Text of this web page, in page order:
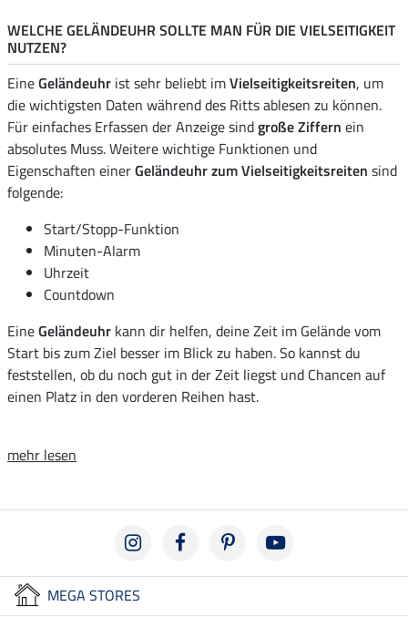
WELCHE GELÄNDEUHR SOLLTE MAN FÜR DIE VIELSEITIGKEIT
NUTZEN?
EineGeländeuhr ist sehr beliebt imVielseitigkeitsreiten, um
die wichtigsten Daten während des Ritts ablesen zu können.
Für einfaches Erfassen der Anzeige sindgroße Ziffern ein
absolutes Muss. Weitere wichtige Funktionen und
Eigenschaften einerGeländeuhr zum Vielseitigkeitsreiten sind
folgende:
Start/Stopp-Funktion
Minuten-Alarm
Uhrzeit
Countdown
EineGeländeuhr kann dir helfen, deine Zeit im Gelände vom
Start bis zum Ziel besser im Blick zu haben. So kannst du
feststellen, ob du noch gut in der Zeit liegst und Chancen auf
einen Platz in den vorderen Reihen hast.
mehr lesen
MEGA STORES